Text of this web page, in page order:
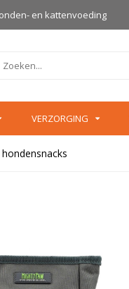
en kattenvoeding
VERZORGING